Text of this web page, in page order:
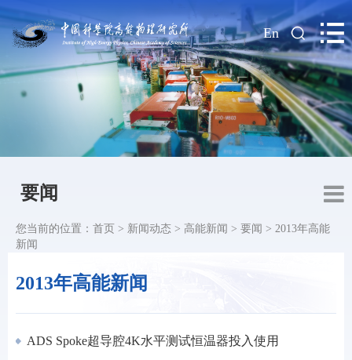
| En
要闻
2013年高能新闻
您当前的位置： 首页 > 新闻动态 > 高能新闻 > 要闻 > 2013年高能
新闻
ADS Spoke超导腔4K水平测试恒温器投入使用